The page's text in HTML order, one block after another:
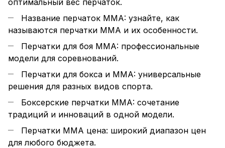
оптимальный вес перчаток.
Название перчаток MMA: узнайте, как
называются перчатки ММА и их особенности.
Перчатки для боя MMA: профессиональные
модели для соревнований.
Перчатки для бокса и MMA: универсальные
решения для разных видов спорта.
Боксерские перчатки MMA: сочетание
традиций и инноваций в одной модели.
Перчатки ММА цена: широкий диапазон цен
для любого бюджета.